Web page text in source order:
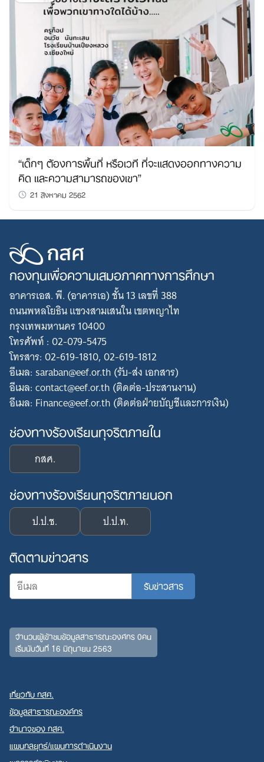
Search
for:
“เด็กๆ ต้องการพื้นที่ หรือเวที ที่จะแสดงออกทางความ
คิด และความสามารถของเขา”
21 สิงหาคม 2562
กองทุนเพื่อความเสมอภาคทางการศึกษา
อาคารเอส. พี. (อาคารเอ) ชั้น 13 เลขที่ 388
ถนนพหลโยธิน แขวงสามเสนใน เขตพญาไท
กรุงเทพมหานคร 10400
โทรศัพท์ : 02-079-5475
โทรสาร: 02-619-1810, 02-619-1812
อีเมล: saraban@eef.or.th (รับ-ส่ง เอกสาร)
อีเมล: contact@eef.or.th (ติดต่อ-ประสานงาน)
อีเมล: Finance@eef.or.th (ติดต่อฝ่ายบัญชีและการเงิน)
ช่องทางร้องเรียนทุจริตภายใน
กสศ.
ช่องทางร้องเรียนทุจริตภายนอก
ป.ป.ช. ป.ป.ท.
ติดตามข่าวสาร
จำนวนผู้เข้าชมข้อมูลสาธารณะองค์กร 0คน
เริ่มนับวันที่ 16 มิถุนายน 2563
เกี่ยวกับ กสศ.
ข้อมูลสาธารณะองค์กร
อำนาจของ กสศ.
แผนกลยุทธ์/แผนการดำเนินงาน